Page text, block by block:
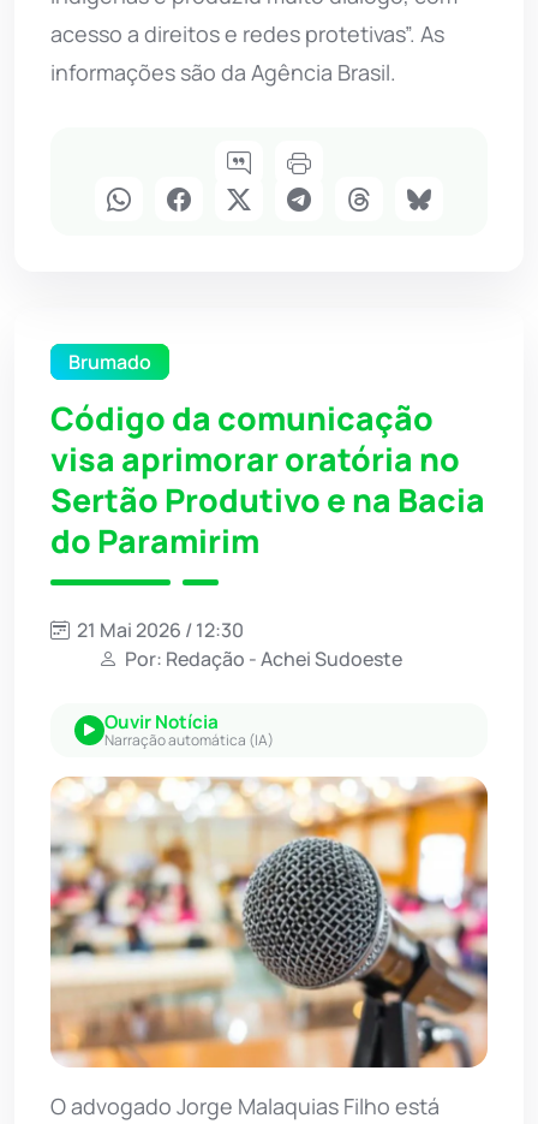
acesso a direitos e redes protetivas”. As
informações são da Agência Brasil.
Brumado
Código da comunicação
visa aprimorar oratória no
Sertão Produtivo e na Bacia
do Paramirim
21 Mai 2026 / 12:30
Por: Redação - Achei Sudoeste
Ouvir Notícia
Narração automática (IA)
O advogado Jorge Malaquias Filho está